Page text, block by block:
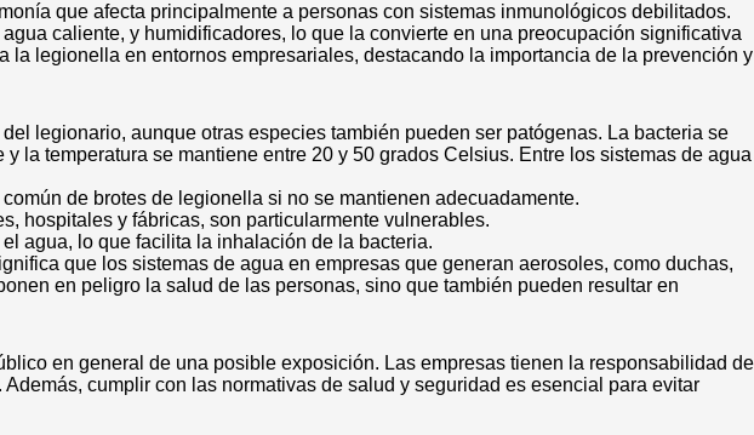
que afecta principalmente a personas con sistemas inmunológicos debilitados.
caliente, y humidificadores, lo que la convierte en una preocupación significativa
legionella en entornos empresariales, destacando la importancia de la prevención y
legionario, aunque otras especies también pueden ser patógenas. La bacteria se
la temperatura se mantiene entre 20 y 50 grados Celsius. Entre los sistemas de agua
de brotes de legionella si no se mantienen adecuadamente.
hospitales y fábricas, son particularmente vulnerables.
agua, lo que facilita la inhalación de la bacteria.
que los sistemas de agua en empresas que generan aerosoles, como duchas,
en peligro la salud de las personas, sino que también pueden resultar en
en general de una posible exposición. Las empresas tienen la responsabilidad de
cumplir con las normativas de salud y seguridad es esencial para evitar